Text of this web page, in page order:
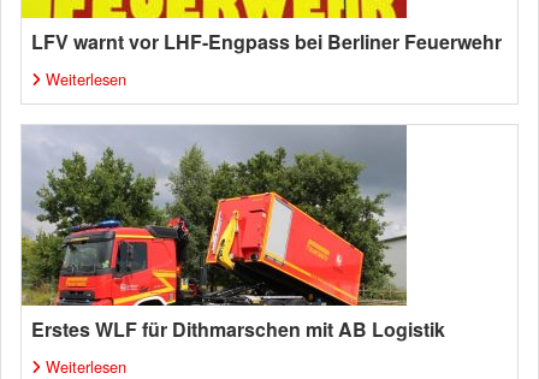
LFV warnt vor LHF-Engpass bei Berliner Feuerwehr
Weiterlesen
Erstes WLF für Dithmarschen mit AB Logistik
Weiterlesen